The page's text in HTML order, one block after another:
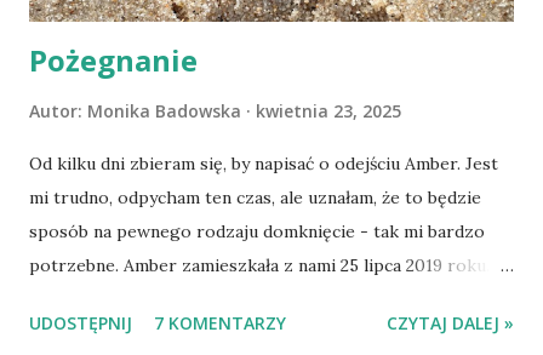
Pożegnanie
Autor: Monika Badowska kwietnia 23, 2025
Od kilku dni zbieram się, by napisać o odejściu Amber. Jest
mi trudno, odpycham ten czas, ale uznałam, że to będzie
sposób na pewnego rodzaju domknięcie - tak mi bardzo
potrzebne. Amber zamieszkała z nami 25 lipca 2019 roku.
Mazowieckim, pojechaliśmy na wizytę zapoznawczą, a kilka
UDOSTĘPNIJ 7 KOMENTARZY CZYTAJ DALEJ »